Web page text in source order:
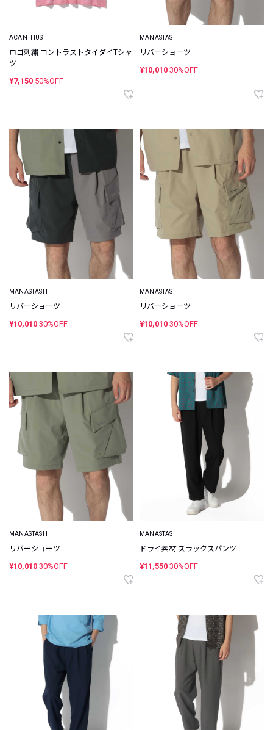
ACANTHUS
ロゴ刺繍 コントラストタイダイTシャ
ツ
¥7,150 50%OFF
MANASTASH
リバーショーツ
¥10,010 30%OFF
MANASTASH
リバーショーツ
¥10,010 30%OFF
MANASTASH
リバーショーツ
¥10,010 30%OFF
MANASTASH
リバーショーツ
¥10,010 30%OFF
MANASTASH
ドライ素材 スラックスパンツ
¥11,550 30%OFF